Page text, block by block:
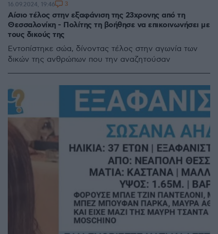
Αίσιο τέλος στην εξαφάνιση της 23χρονης από τη
Θεσσαλονίκη - Πολίτης τη βοήθησε να επικοινωνήσει με
τους δικούς της
Εντοπίστηκε σώα, δίνοντας τέλος στην αγωνία των
δικών της ανθρώπων που την αναζητούσαν
16.09.2024, 19:46 3